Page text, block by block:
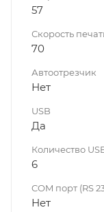
57
Скорость
70
Автоотрезчик
Нет
USB
Да
Количество
6
COM порт (RS
Нет